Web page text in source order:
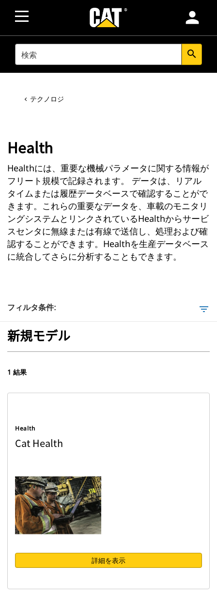
person
SEARCH search
テクノロジ
Health
Healthには、重要な機械パラメータに関する情報が
フリート規模で記録されます。 データは、リアル
タイムまたは履歴データベースで確認することがで
きます。これらの重要なデータを、車載のモニタリ
ングシステムとリンクされているHealthからサービ
スセンタに無線または有線で送信し、処理および確
認することができます。Healthを生産データベース
に統合してさらに分析することもできます。
フィルタ条件: filter_list
新規モデル
1 結果
Health
Cat Health
詳細を表示